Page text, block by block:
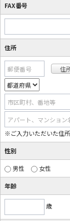
FAX番号
住所
郵便番号
市区町村、番地等
アパート、マンション
※ご入力いただいた住
性別
男性 女性
年齢
歳